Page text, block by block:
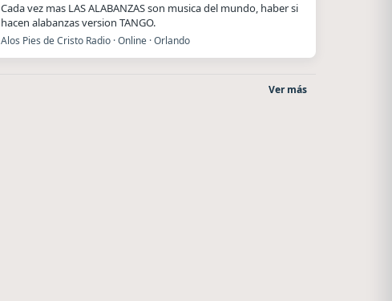
Cada vez mas LAS ALABANZAS son musica del mundo, haber si
hacen alabanzas version TANGO.
Alos Pies de Cristo Radio · Online · Orlando
Ver más